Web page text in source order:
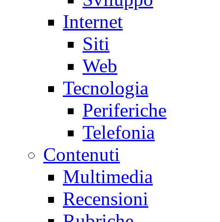
Internet
Siti
Web
Tecnologia
Periferiche
Telefonia
Contenuti
Multimedia
Recensioni